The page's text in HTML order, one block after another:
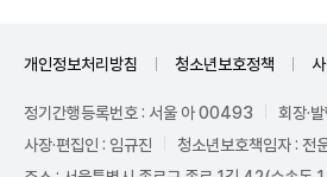
개인정보처리방침 청소년보호정책
정기간행등록번호 : 서울 아 00493
회장·
사장·편집인 : 임규진
청소년보호책임자 : 전